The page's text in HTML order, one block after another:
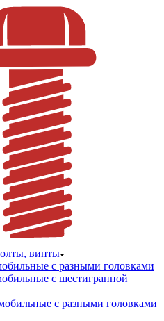
винты
с разными головками
с шестигранной
с разными головками